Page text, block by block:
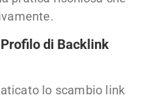
di Backlink
lo scambio link